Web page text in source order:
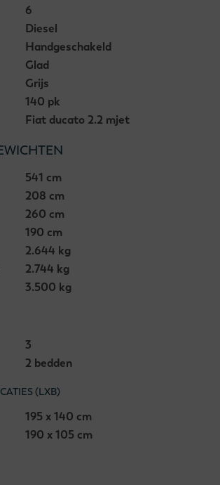
6
Diesel
Handgeschakeld
Glad
Grijs
140 pk
Fiat ducato 2.2 mjet
541 cm
208 cm
260 cm
190 cm
2.644 kg
2.744 kg
3.500 kg
3
2 bedden
(LXB)
195 x 140 cm
190 x 105 cm